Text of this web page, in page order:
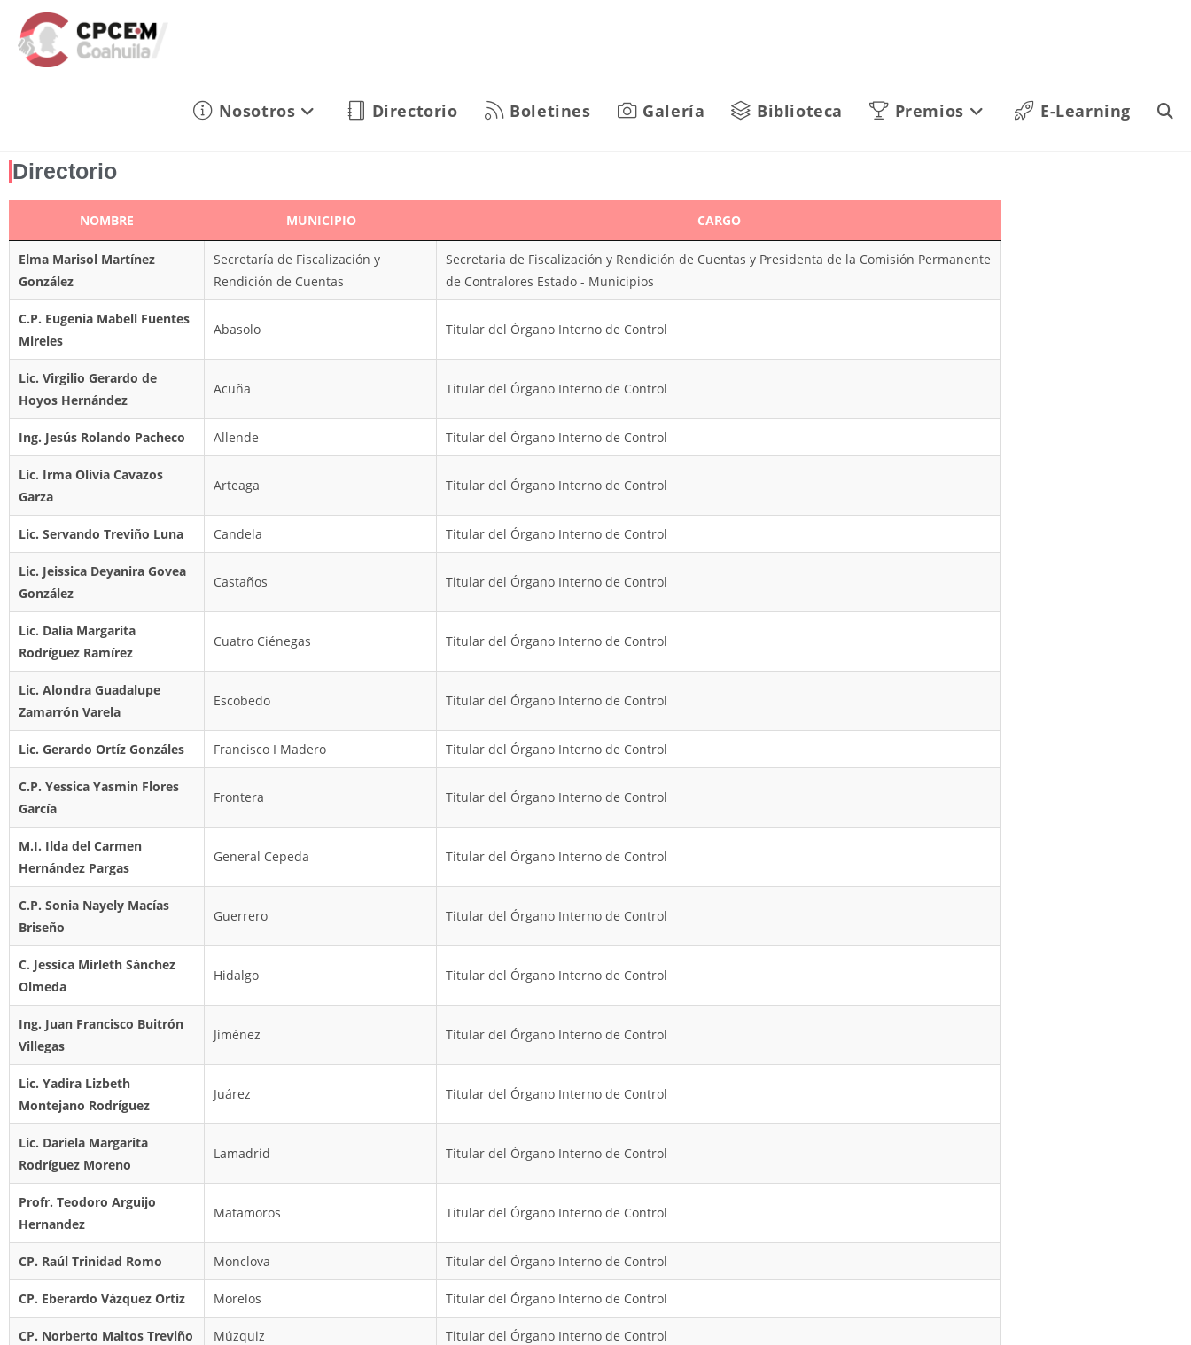
Nosotros Directorio Boletines Galería Biblioteca Premios E-Learning
Directorio
NOMBRE MUNICIPIO CARGO
Elma Marisol Martínez
González
Secretaría de Fiscalización y
Rendición de Cuentas
Secretaria de Fiscalización y Rendición de Cuentas y Presidenta de la Comisión Permanente
de Contralores Estado - Municipios
C.P. Eugenia Mabell Fuentes
Mireles
Abasolo Titular del Órgano Interno de Control
Lic. Virgilio Gerardo de
Hoyos Hernández
Acuña Titular del Órgano Interno de Control
Ing. Jesús Rolando Pacheco Allende Titular del Órgano Interno de Control
Lic. Irma Olivia Cavazos
Garza
Arteaga Titular del Órgano Interno de Control
Lic. Servando Treviño Luna Candela Titular del Órgano Interno de Control
Lic. Jeissica Deyanira Govea
González
Castaños Titular del Órgano Interno de Control
Lic. Dalia Margarita
Rodríguez Ramírez
Cuatro Ciénegas Titular del Órgano Interno de Control
Lic. Alondra Guadalupe
Zamarrón Varela
Escobedo Titular del Órgano Interno de Control
Lic. Gerardo Ortíz Gonzáles Francisco I Madero Titular del Órgano Interno de Control
C.P. Yessica Yasmin Flores
García
Frontera Titular del Órgano Interno de Control
M.I. Ilda del Carmen
Hernández Pargas
General Cepeda Titular del Órgano Interno de Control
C.P. Sonia Nayely Macías
Briseño
Guerrero Titular del Órgano Interno de Control
C. Jessica Mirleth Sánchez
Olmeda
Hidalgo Titular del Órgano Interno de Control
Ing. Juan Francisco Buitrón
Villegas
Jiménez Titular del Órgano Interno de Control
Lic. Yadira Lizbeth
Montejano Rodríguez
Juárez Titular del Órgano Interno de Control
Lic. Dariela Margarita
Rodríguez Moreno
Lamadrid Titular del Órgano Interno de Control
Profr. Teodoro Arguijo
Hernandez
Matamoros Titular del Órgano Interno de Control
CP. Raúl Trinidad Romo Monclova Titular del Órgano Interno de Control
CP. Eberardo Vázquez Ortiz Morelos Titular del Órgano Interno de Control
CP. Norberto Maltos Treviño Múzquiz Titular del Órgano Interno de Control